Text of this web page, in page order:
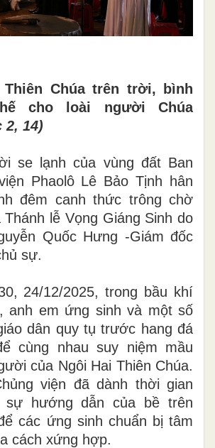
Thiên Chúa trên trời, bình
cho loài người Chúa
2, 14)
se lạnh của vùng đất Ban
Phaolô Lê Bảo Tịnh hân
đêm canh thức trông chờ
Thánh lễ Vọng Giáng Sinh do
Quốc Hưng -Giám đốc
sự.
24/12/2025, trong bầu khí
anh em ứng sinh và một số
dân quy tụ trước hang đá
cùng nhau suy niệm mầu
của Ngôi Hai Thiên Chúa.
viện đã dành thời gian
hướng dẫn của bề trên
các ứng sinh chuẩn bị tâm
cách xứng hợp.